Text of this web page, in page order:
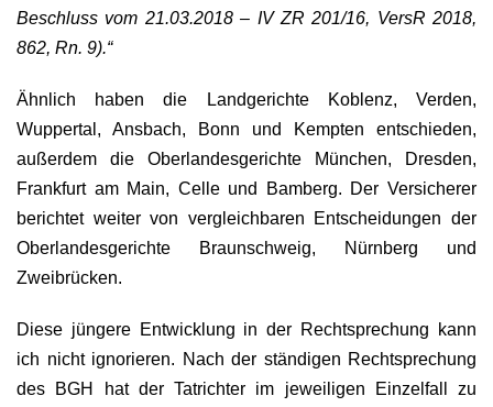
Beschluss vom 21.03.2018 – IV ZR 201/16, VersR 2018,
862, Rn. 9).“
Ähnlich haben die Landgerichte Koblenz, Verden,
Wuppertal, Ansbach, Bonn und Kempten entschieden,
außerdem die Oberlandesgerichte München, Dresden,
Frankfurt am Main, Celle und Bamberg. Der Versicherer
berichtet weiter von vergleichbaren Entscheidungen der
Oberlandesgerichte Braunschweig, Nürnberg und
Zweibrücken.
Diese jüngere Entwicklung in der Rechtsprechung kann
ich nicht ignorieren. Nach der ständigen Rechtsprechung
des BGH hat der Tatrichter im jeweiligen Einzelfall zu